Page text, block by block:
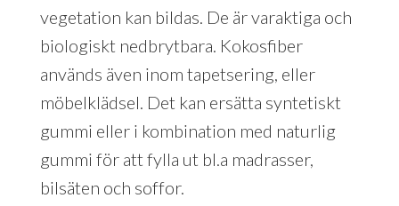
vegetation kan bildas. De är varaktiga och
biologiskt nedbrytbara. Kokosfiber
används även inom tapetsering, eller
möbelklädsel. Det kan ersätta syntetiskt
gummi eller i kombination med naturlig
gummi för att fylla ut bl.a madrasser,
bilsäten och soffor.